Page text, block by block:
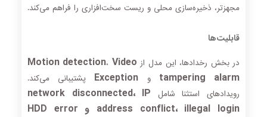
مجهزتر، ذخیره‌سازی محلی و ریست سخت‌افزاری را فراهم می‌کند.
قابلیت‌ها
در بخش رخدادها، این مدل از Motion detection، Video
tampering alarm و Exception پشتیبانی می‌کند.
رویدادهای استثنا شامل network disconnected، IP
address conflict، illegal login و HDD error